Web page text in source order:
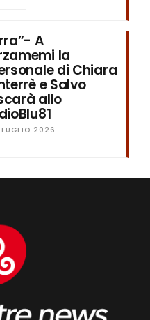
A
la
di Chiara
e Salvo
allo
2026